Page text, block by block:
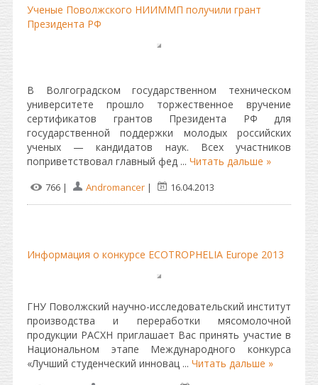
Ученые Поволжского НИИММП получили грант
Президента РФ
В Волгоградском государственном техническом
университете прошло торжественное вручение
сертификатов грантов Президента РФ для
государственной поддержки молодых российских
ученых — кандидатов наук. Всех участников
поприветствовал главный фед ... Читать дальше »
766 | Andromancer | 16.04.2013
Информация о конкурсе ECOTROPHELIA Europe 2013
ГНУ Поволжский научно-исследовательский институт
производства и переработки мясомолочной
продукции РАСХН приглашает Вас принять участие в
Национальном этапе Международного конкурса
«Лучший студенческий инновац ... Читать дальше »